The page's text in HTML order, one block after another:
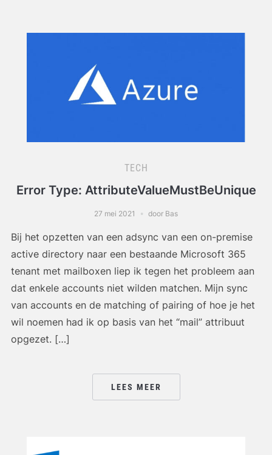
TECH
Error Type: AttributeValueMustBeUnique
27 mei 2021 door Bas
Bij het opzetten van een adsync van een on-premise
active directory naar een bestaande Microsoft 365
tenant met mailboxen liep ik tegen het probleem aan
dat enkele accounts niet wilden matchen. Mijn sync
van accounts en de matching of pairing of hoe je het
wil noemen had ik op basis van het “mail” attribuut
opgezet. […]
LEES MEER